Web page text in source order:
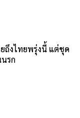
ถึงไทยพรุ่งนี้ แต่ชุด
รก